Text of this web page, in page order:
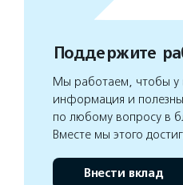
Поддержите
Мы работаем, чтобы у
информация и
по любому вопросу в
Вместе мы этого
Внести вклад